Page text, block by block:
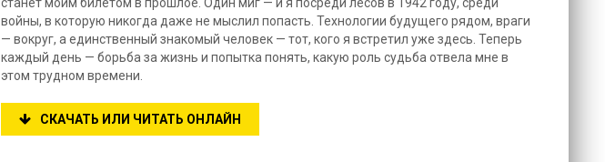
войны, в которую никогда даже не мыслил попасть. Технологии будущего рядом, враги
— вокруг, а единственный знакомый человек — тот, кого я встретил уже здесь. Теперь
каждый день — борьба за жизнь и попытка понять, какую роль судьба отвела мне в
этом трудном времени.
СКАЧАТЬ ИЛИ ЧИТАТЬ ОНЛАЙН